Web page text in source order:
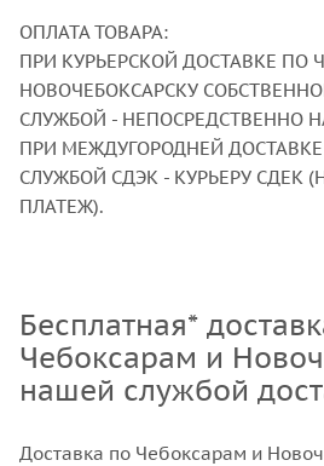
ОПЛАТА ТОВАРА:
ПРИ КУРЬЕРСКОЙ ДОСТАВКЕ ПО
НОВОЧЕБОКСАРСКУ
СЛУЖБОЙ - НЕПОСРЕДСТВЕННО
ПРИ МЕЖДУГОРОДНЕЙ
СЛУЖБОЙ СДЭК - КУРЬЕРУ СДЕК
ПЛАТЕЖ).
Бесплатная*
Чебоксарам и
нашей службой
Доставка по Чебоксарам и